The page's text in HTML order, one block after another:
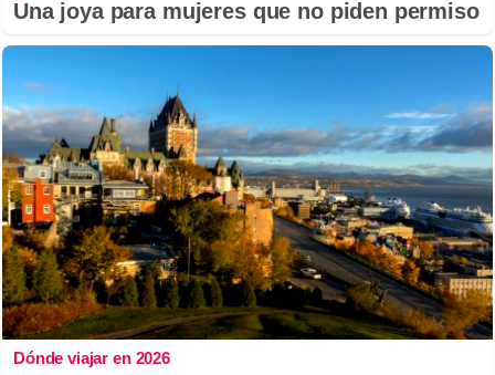
Una joya para mujeres que no piden permiso
Dónde viajar en 2026